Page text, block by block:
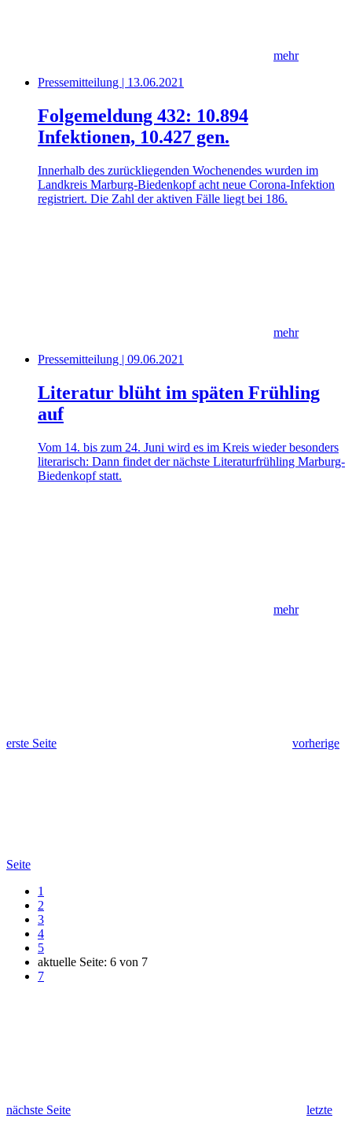
mehr
Pressemitteilung | 13.06.2021
Folgemeldung 432: 10.894
Infektionen, 10.427 gen.
Innerhalb des zurückliegenden Wochenendes wurden im
Landkreis Marburg-Biedenkopf acht neue Corona-Infektion
registriert. Die Zahl der aktiven Fälle liegt bei 186.
mehr
Pressemitteilung | 09.06.2021
Literatur blüht im späten Frühling
auf
Vom 14. bis zum 24. Juni wird es im Kreis wieder besonders
literarisch: Dann findet der nächste Literaturfrühling Marburg-
Biedenkopf statt.
mehr
erste Seite vorherige
Seite
1
2
3
4
5
aktuelle Seite: 6 von 7
7
nächste Seite letzte